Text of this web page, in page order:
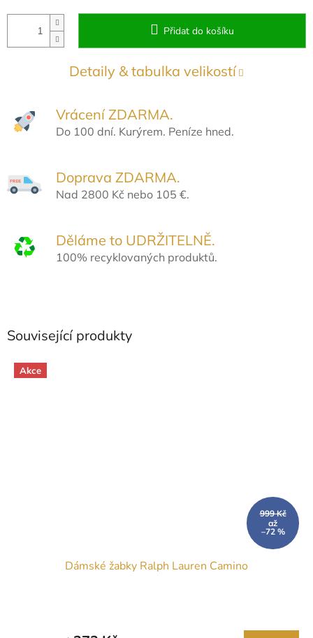
Přidat do košíku
Detaily & tabulka velikostí
Vrácení ZDARMA.
Do 100 dní. Kurýrem. Peníze hned.
Doprava ZDARMA.
Nad 2800 Kč nebo 105 €.
Děláme to UDRŽITELNĚ.
100% recyklovaných produktů.
Související produkty
Akce
999 Kč
až
–72 %
Dámské žabky Ralph Lauren Camino